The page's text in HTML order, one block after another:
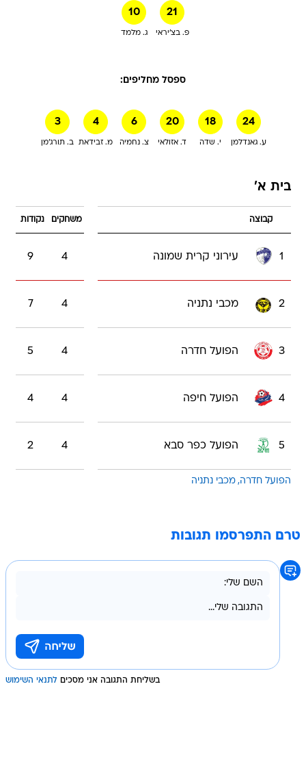
10
ג. מלמד
21
פ. בצ'יראי
ספסל מחליפים:
3
ב. תורג'מן
4
מ. זבידאת
6
צ. נחמיה
20
ד. אזולאי
18
י. שדה
24
ע. גאנדלמן
בית א'
קבוצה משחקים נקודות
1 עירוני קרית שמונה 4
9
2 מכבי נתניה 4
7
3 הפועל חדרה 4
5
4 הפועל חיפה 4
4
5 הפועל כפר סבא 4
2
הפועל חדרה מכבי נתניה
טרם התפרסמו תגובות
בשליחת התגובה אני מסכים לתנאי השימוש